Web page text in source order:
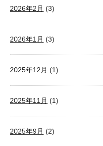
2026年2月 (3)
2026年1月 (3)
2025年12月 (1)
2025年11月 (1)
2025年9月 (2)